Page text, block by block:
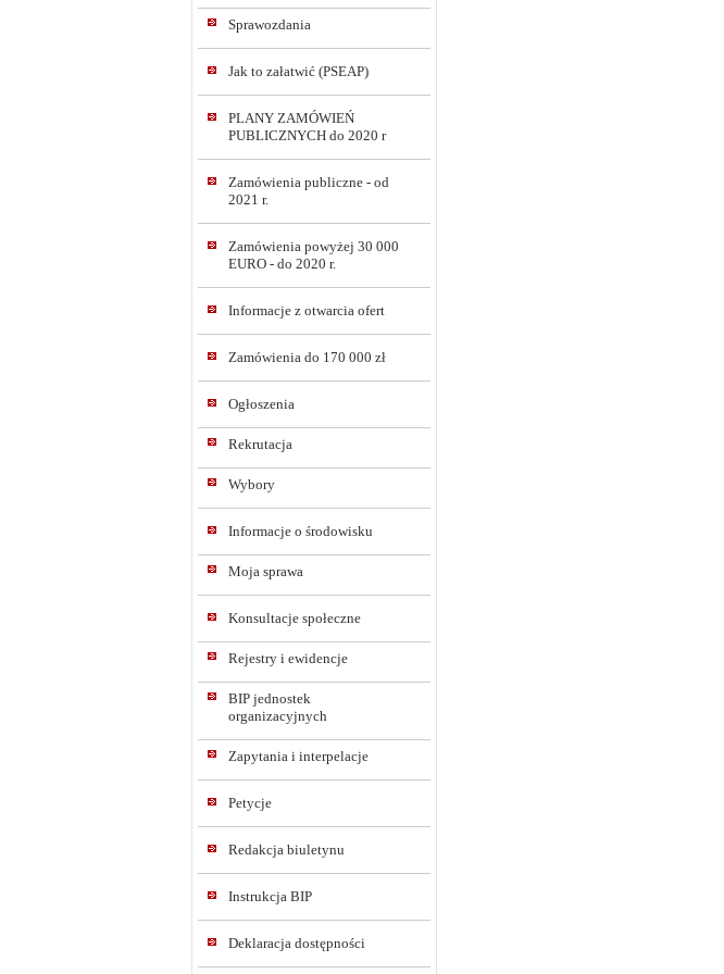
Sprawozdania
Jak to załatwić (PSEAP)
PLANY ZAMÓWIEŃ
PUBLICZNYCH do 2020 r
Zamówienia publiczne - od
2021 r.
Zamówienia powyżej 30 000
EURO - do 2020 r.
Informacje z otwarcia ofert
Zamówienia do 170 000 zł
Ogłoszenia
Rekrutacja
Wybory
Informacje o środowisku
Moja sprawa
Konsultacje społeczne
Rejestry i ewidencje
BIP jednostek
organizacyjnych
Zapytania i interpelacje
Petycje
Redakcja biuletynu
Instrukcja BIP
Deklaracja dostępności